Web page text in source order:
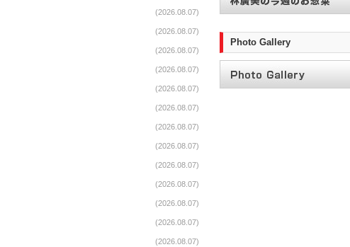
(2026.08.07)
(2026.08.07)
(2026.08.07)
(2026.08.07)
(2026.08.07)
(2026.08.07)
(2026.08.07)
(2026.08.07)
(2026.08.07)
(2026.08.07)
(2026.08.07)
(2026.08.07)
(2026.08.07)
Photo Gallery